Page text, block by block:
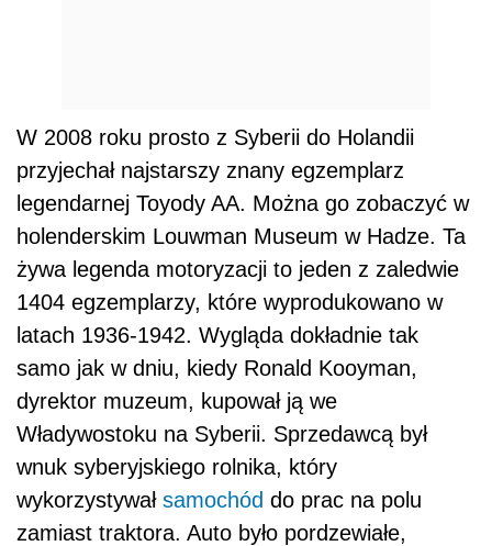
W 2008 roku prosto z Syberii do Holandii
przyjechał najstarszy znany egzemplarz
legendarnej Toyody AA. Można go zobaczyć w
holenderskim Louwman Museum w Hadze. Ta
żywa legenda motoryzacji to jeden z zaledwie
1404 egzemplarzy, które wyprodukowano w
latach 1936-1942. Wygląda dokładnie tak
samo jak w dniu, kiedy Ronald Kooyman,
dyrektor muzeum, kupował ją we
Władywostoku na Syberii. Sprzedawcą był
wnuk syberyjskiego rolnika, który
wykorzystywał samochód do prac na polu
zamiast traktora. Auto było pordzewiałe,